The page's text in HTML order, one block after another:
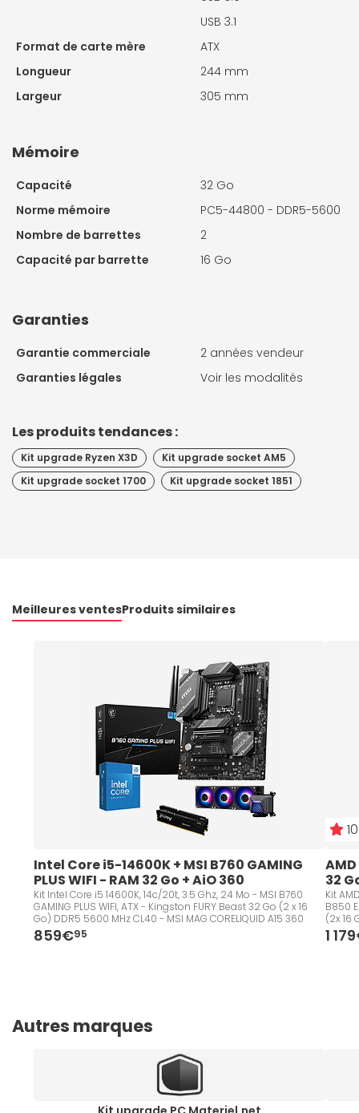
USB 3.1
Format de carte mère
ATX
Longueur
244 mm
Largeur
305 mm
Mémoire
Capacité
32 Go
Norme mémoire
PC5-44800 - DDR5-5600
Nombre de barrettes
2
Capacité par barrette
16 Go
Garanties
Garantie commerciale
2 années vendeur
Garanties légales
Voir les modalités
Les produits tendances :
Kit upgrade Ryzen X3D
Kit upgrade socket AM5
Kit upgrade socket 1700
Kit upgrade socket 1851
Meilleures ventesProduits similaires
Intel Core i5-14600K + MSI B760 GAMING
PLUS WIFI - RAM 32 Go + AiO 360
Kit Intel Core i5 14600K, 14c/20t, 3.5 Ghz, 24 Mo - MSI B760
GAMING PLUS WIFI, ATX - Kingston FURY Beast 32 Go (2 x 16
Go) DDR5 5600 MHz CL40 - MSI MAG CORELIQUID A15 360
859€95
32
Kit
B850
(2x 16
1
Autres marques